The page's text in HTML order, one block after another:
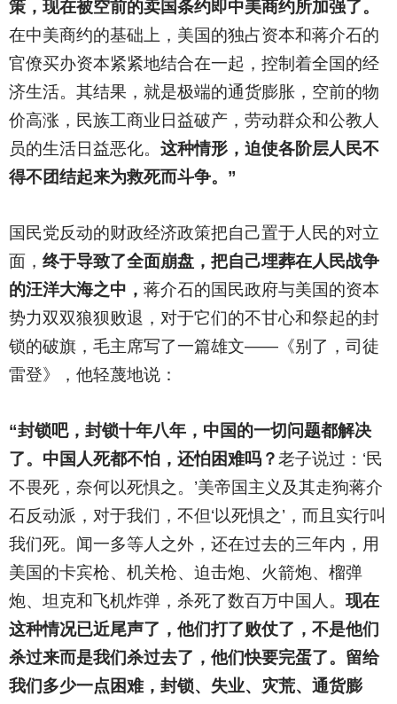
策，现在被空前的卖国条约即中美商约所加强了。
在中美商约的基础上，美国的独占资本和蒋介石的
官僚买办资本紧紧地结合在一起，控制着全国的经
济生活。其结果，就是极端的通货膨胀，空前的物
价高涨，民族工商业日益破产，劳动群众和公教人
员的生活日益恶化。 这种情形，迫使各阶层人民不
得不团结起来为救死而斗争。”
国民党反动的财政经济政策把自己置于人民的对立
面， 终于导致了全面崩盘，把自己埋葬在人民战争
的汪洋大海之中， 蒋介石的国民政府与美国的资本
势力双双狼狈败退，对于它们的不甘心和祭起的封
锁的破旗，毛主席写了一篇雄文——《别了，司徒
雷登》，他轻蔑地说：
“封锁吧，封锁十年八年，中国的一切问题都解决
了。中国人死都不怕，还怕困难吗？老子说过：‘民
不畏死，奈何以死惧之。’美帝国主义及其走狗蒋介
石反动派，对于我们，不但‘以死惧之’，而且实行叫
我们死。闻一多等人之外，还在过去的三年内，用
美国的卡宾枪、机关枪、迫击炮、火箭炮、榴弹
炮、坦克和飞机炸弹，杀死了数百万中国人。 现在
这种情况已近尾声了，他们打了败仗了，不是他们
杀过来而是我们杀过去了，他们快要完蛋了。留给
我们多少一点困难，封锁、失业、灾荒、通货膨